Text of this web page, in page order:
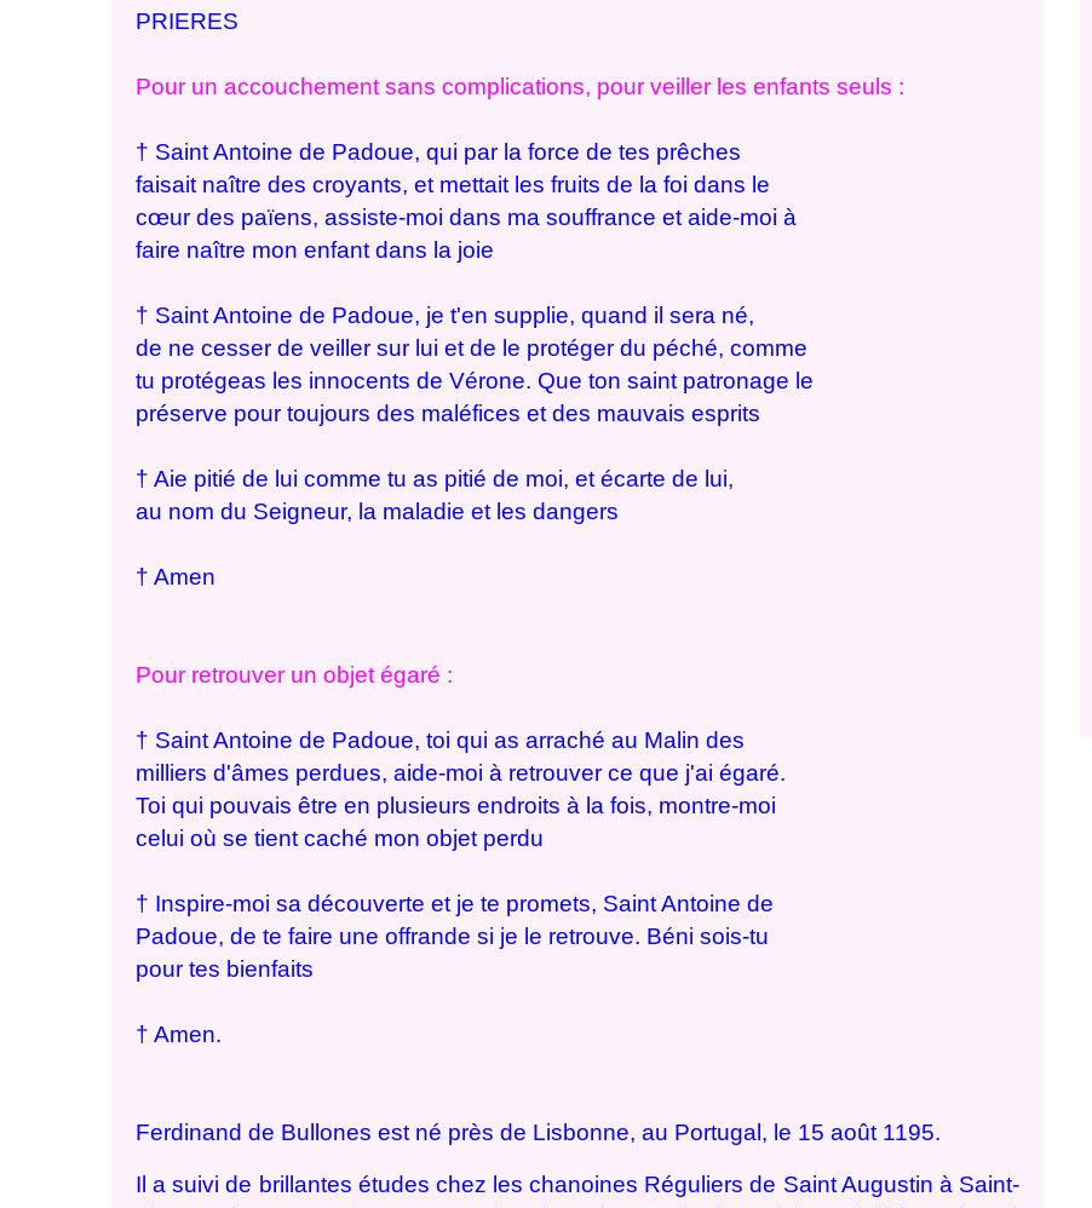
PRIERES
Pour un accouchement sans complications, pour veiller les enfants seuls :
† Saint Antoine de Padoue, qui par la force de tes prêches
faisait naître des croyants, et mettait les fruits de la foi dans le
cœur des païens, assiste-moi dans ma souffrance et aide-moi à
faire naître mon enfant dans la joie
† Saint Antoine de Padoue, je t'en supplie, quand il sera né,
de ne cesser de veiller sur lui et de le protéger du péché, comme
tu protégeas les innocents de Vérone. Que ton saint patronage le
préserve pour toujours des maléfices et des mauvais esprits
† Aie pitié de lui comme tu as pitié de moi, et écarte de lui,
au nom du Seigneur, la maladie et les dangers
† Amen
Pour retrouver un objet égaré :
† Saint Antoine de Padoue, toi qui as arraché au Malin des
milliers d'âmes perdues, aide-moi à retrouver ce que j'ai égaré.
Toi qui pouvais être en plusieurs endroits à la fois, montre-moi
celui où se tient caché mon objet perdu
† Inspire-moi sa découverte et je te promets, Saint Antoine de
Padoue, de te faire une offrande si je le retrouve. Béni sois-tu
pour tes bienfaits
† Amen.
Ferdinand de Bullones est né près de Lisbonne, au Portugal, le 15 août 1195.
Il a suivi de brillantes études chez les chanoines Réguliers de Saint Augustin à Saint-